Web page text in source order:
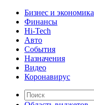
Бизнес и экономика
Финансы
Hi-Tech
Авто
События
Назначения
Видео
Коронавирус